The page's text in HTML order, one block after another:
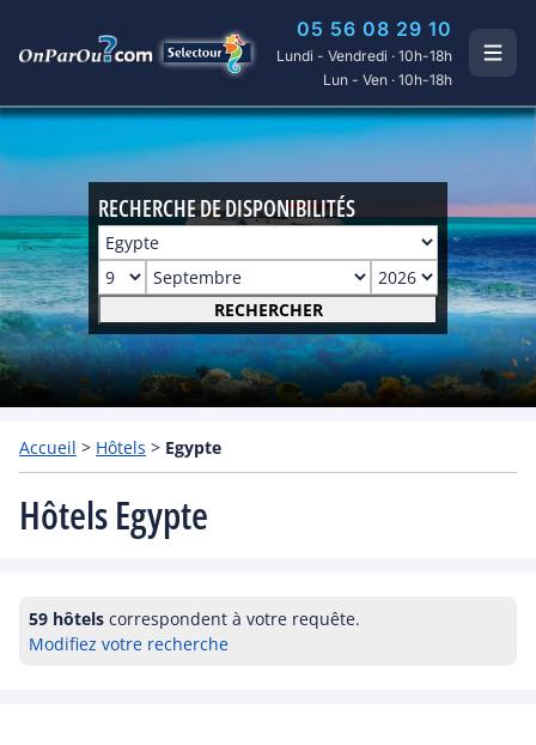
05 56 08 29 10
Lundi - Vendredi · 10h-18h
Lun - Ven · 10h-18h
RECHERCHE DE DISPONIBILITÉS
RECHERCHER
Accueil > Hôtels > Egypte
Hôtels Egypte
59 hôtels correspondent à votre requête.
Modifiez votre recherche